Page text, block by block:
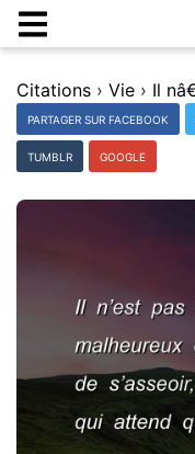
Citations › Vie ›
PARTAGER SUR FACEBOOK
TUMBLR GOOGLE